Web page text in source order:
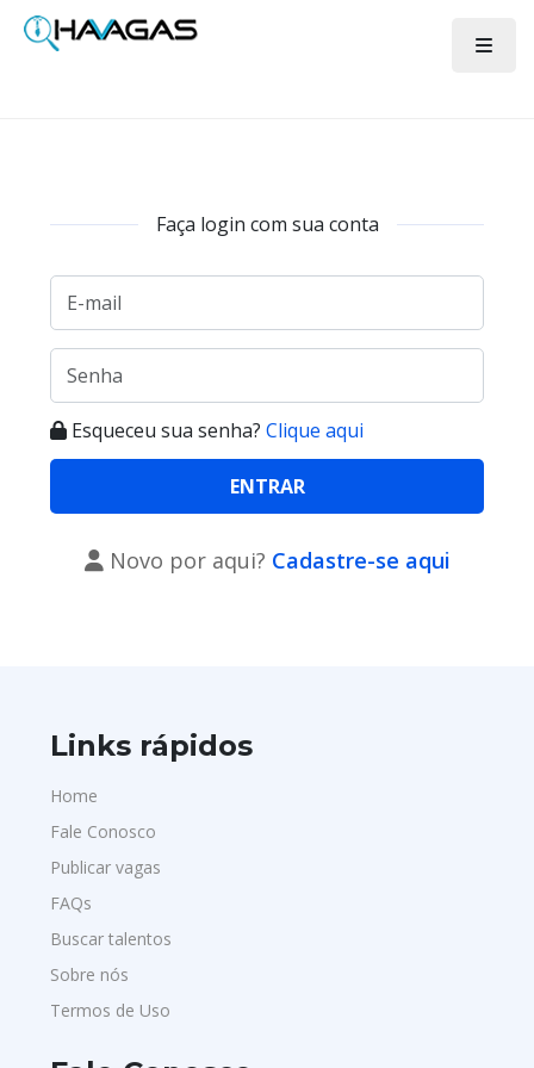
Faça login com sua conta
Esqueceu sua senha? Clique aqui
Novo por aqui? Cadastre-se aqui
Links rápidos
Home
Fale Conosco
Publicar vagas
FAQs
Buscar talentos
Sobre nós
Termos de Uso